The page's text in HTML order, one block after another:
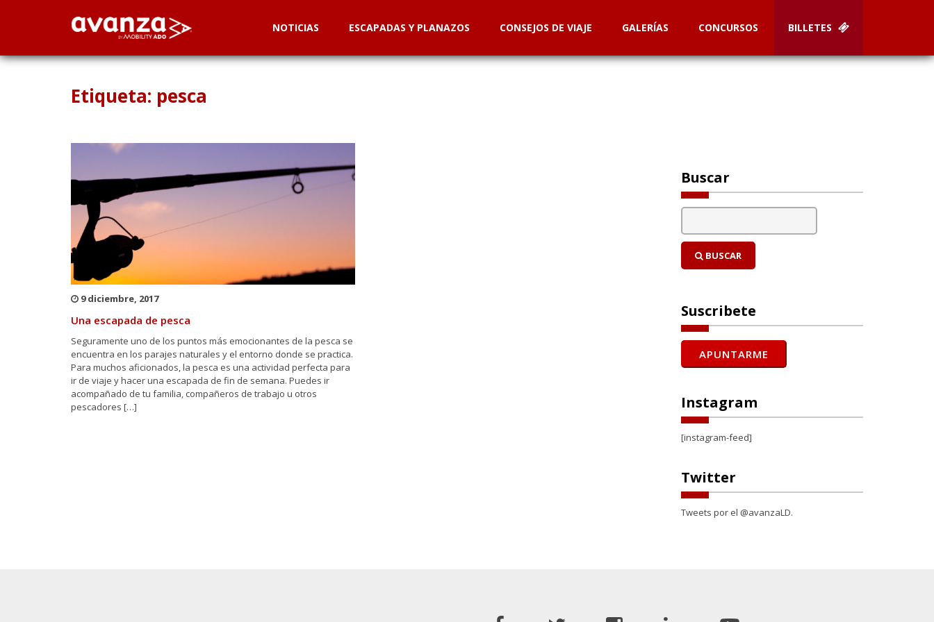
NOTICIAS ESCAPADAS Y PLANAZOS CONSEJOS DE VIAJE GALERÍAS CONCURSOS BILLETES
Etiqueta: pesca
9 diciembre, 2017
Una escapada de pesca
Seguramente uno de los puntos más emocionantes de la pesca se
encuentra en los parajes naturales y el entorno donde se practica.
Para muchos aficionados, la pesca es una actividad perfecta para
ir de viaje y hacer una escapada de fin de semana. Puedes ir
acompañado de tu familia, compañeros de trabajo u otros
pescadores […]
Buscar
BUSCAR
Suscribete
Instagram
[instagram-feed]
Twitter
Tweets por el @avanzaLD.